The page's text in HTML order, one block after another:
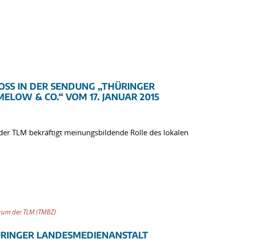
IN DER SENDUNG „THÜRINGER P
& CO.“ VOM 17. JANUAR 2015
TLM bekräftigt meinungsbildende Rolle des lokalen
der TLM (TMBZ)
LANDESMEDIENANSTALT